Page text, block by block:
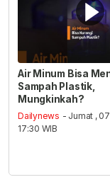
Air Minum Bisa
Sampah Plastik,
Mungkinkah?
Dailynews - Jumat ,
17:30 WIB